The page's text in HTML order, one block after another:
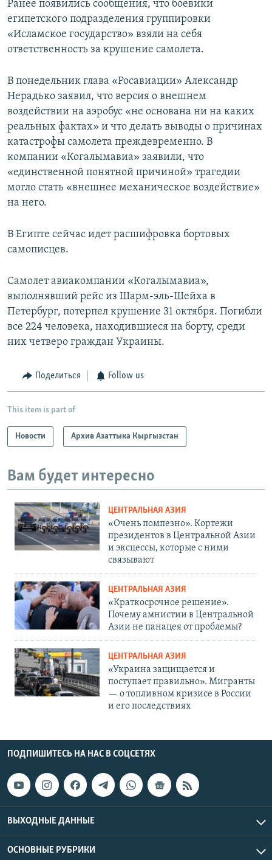
Ранее появились сообщения, что боевики
египетского подразделения группировки
«Исламское государство» взяли на себя
ответственность за крушение самолета.
В понедельник глава «Росавиации» Александр
Нерадько заявил, что версия о внешнем
воздействии на аэробус «не основана ни на каких
реальных фактах» и что делать выводы о причинах
катастрофы самолета преждевременно. В
компании «Когалымавиа» заявили, что
«единственной понятной причиной» трагедии
могло стать «внешнее механическое воздействие»
на него.
В Египте сейчас идет расшифровка бортовых
самописцев.
Самолет авиакомпании «Когалымавиа»,
выполнявший рейс из Шарм-эль-Шейха в
Петербург, потерпел крушение 31 октября. Погибли
все 224 человека, находившиеся на борту, среди
них четверо граждан Украины.
Поделиться Follow us
This item is part of
Новости Архив Азаттыка Кыргызстан
Вам будет интересно
ЦЕНТРАЛЬНАЯ АЗИЯ
«Очень помпезно». Кортежи
президентов в Центральной Азии
и эксцессы, которые с ними
связывают
ЦЕНТРАЛЬНАЯ АЗИЯ
«Краткосрочное решение».
Почему амнистии в Центральной
Азии не панацея от проблемы?
ЦЕНТРАЛЬНАЯ АЗИЯ
«Украина защищается и
поступает правильно». Мигранты
— о топливном кризисе в России
и его последствиях
ПОДПИШИТЕСЬ НА НАС В СОЦСЕТЯХ
ВЫХОДНЫЕ ДАННЫЕ
ОСНОВНЫЕ РУБРИКИ